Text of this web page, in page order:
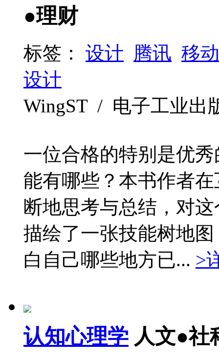
●理财
标签： 设计 腾讯 移
设计
WingST / 电子工业出
一位合格的特别是优
能有哪些？本书作者
断地思考与总结，对
描绘了一张技能树地
白自己哪些地方已... >
认知心理学 人文●社